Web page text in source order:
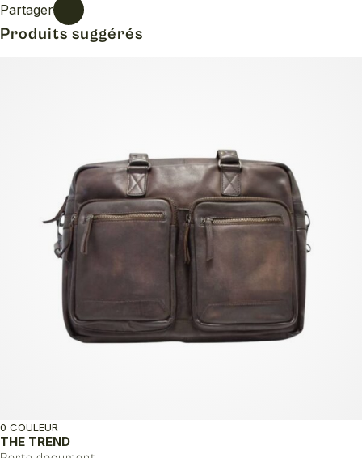
Partager
Produits suggérés
THE TREND
0 COULEUR